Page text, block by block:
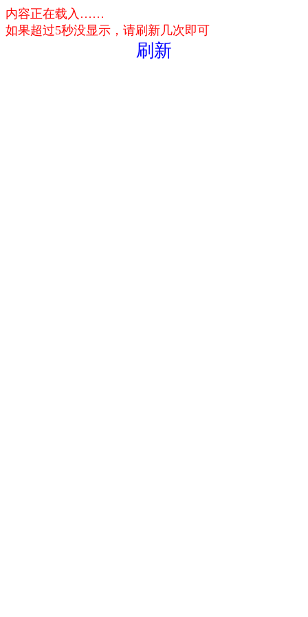
内容正在载入……
如果超过5秒没显示，请刷新几次即可
刷新